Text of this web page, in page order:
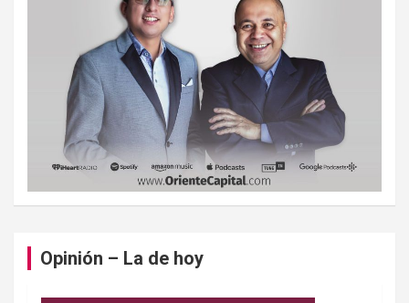
Opinión – La de hoy